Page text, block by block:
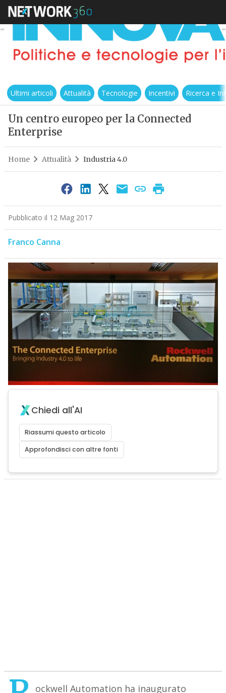
Ultimi articoli Attualità Tecnologie Incentivi Ricerca e
Un centro europeo per la Connected
Enterprise
Home Attualità Industria 4.0
Pubblicato il 12 Mag 2017
Franco Canna
Chiedi all'AI
Riassumi questo articolo
Approfondisci con altre fonti
ockwell Automation ha inaugurato